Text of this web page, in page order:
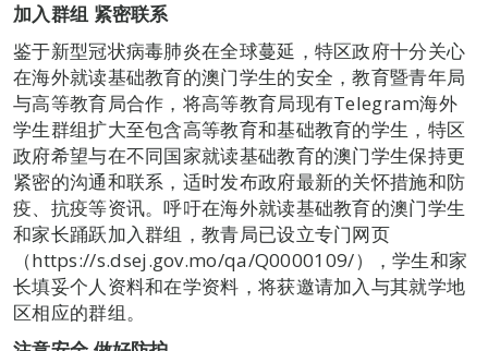
加入群组 紧密联系
鉴于新型冠状病毒肺炎在全球蔓延，特区政府十分关心
在海外就读基础教育的澳门学生的安全，教育暨青年局
与高等教育局合作，将高等教育局现有Telegram海外
学生群组扩大至包含高等教育和基础教育的学生，特区
政府希望与在不同国家就读基础教育的澳门学生保持更
紧密的沟通和联系，适时发布政府最新的关怀措施和防
疫、抗疫等资讯。呼吁在海外就读基础教育的澳门学生
和家长踊跃加入群组，教青局已设立专门网页
（https://s.dsej.gov.mo/qa/Q0000109/），学生和家
长填妥个人资料和在学资料，将获邀请加入与其就学地
区相应的群组。